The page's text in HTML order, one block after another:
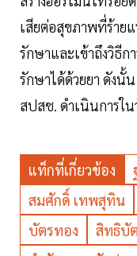
เสียต่อสุขภาพที่ร้าย
รักษาและเข้าถึงวิธี
รักษาได้ด้วยยา ดังนั้
สปสช. ดำเนินการใ
แท็กที่เกี่ยวข้อง
สมศักดิ์ เทพสุทิน
บัตรทอง
สิทธิบั